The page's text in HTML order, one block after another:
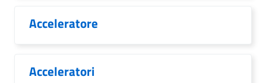
Acceleratore
Acceleratori